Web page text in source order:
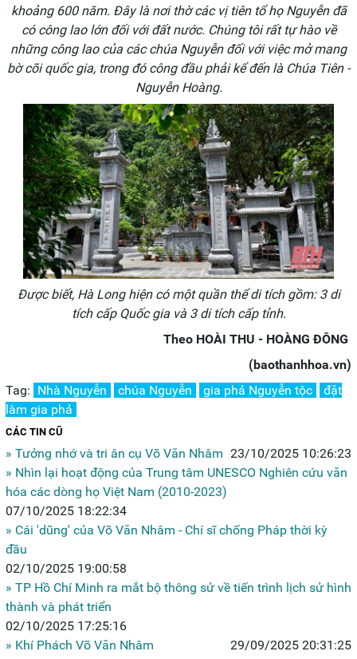
khoảng 600 năm. Đây là nơi thờ các vị tiên tổ họ Nguyễn đã
có công lao lớn đối với đất nước. Chúng tôi rất tự hào về
những công lao của các chúa Nguyễn đối với việc mở mang
bờ cõi quốc gia, trong đó công đầu phải kể đến là Chúa Tiên -
Nguyễn Hoàng.
Được biết, Hà Long hiện có một quần thể di tích gồm: 3 di
tích cấp Quốc gia và 3 di tích cấp tỉnh.
Theo HOÀI THU - HOÀNG ĐÔNG
(baothanhhoa.vn)
Tag: Nhà Nguyễn chúa Nguyễn gia phả Nguyễn tộc
đặt
làm gia phả
CÁC TIN CŨ
» Tưởng nhớ và tri ân cụ Võ Văn Nhâm 23/10/2025 10:26:23
» Nhìn lại hoạt động của Trung tâm UNESCO Nghiên cứu văn
hóa các dòng họ Việt Nam (2010-2023)
07/10/2025 18:22:34
» Cái 'dũng' của Võ Văn Nhâm - Chí sĩ chống Pháp thời kỳ
đầu
02/10/2025 19:00:58
» TP Hồ Chí Minh ra mắt bộ thông sử về tiến trình lịch sử hình
thành và phát triển
02/10/2025 17:25:16
» Khí Phách Võ Văn Nhâm
29/09/2025 20:31:25